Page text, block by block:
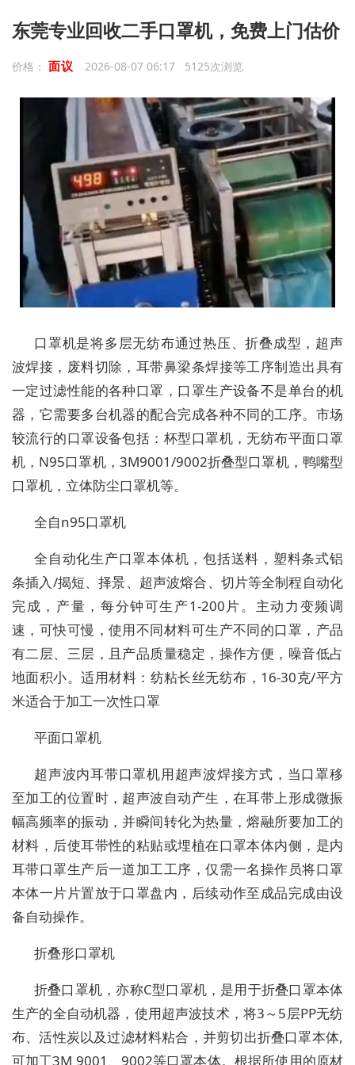
东莞专业回收二手口罩机，免费上门估价
价格： 面议 2026-08-07 06:17 5125次浏览
口罩机是将多层无纺布通过热压、折叠成型，超声
波焊接，废料切除，耳带鼻梁条焊接等工序制造出具有
一定过滤性能的各种口罩，口罩生产设备不是单台的机
器，它需要多台机器的配合完成各种不同的工序。市场
较流行的口罩设备包括：杯型口罩机，无纺布平面口罩
机，N95口罩机，3M9001/9002折叠型口罩机，鸭嘴型
口罩机，立体防尘口罩机等。
全自n95口罩机
全自动化生产口罩本体机，包括送料，塑料条式铝
条插入/揭短、择景、超声波熔合、切片等全制程自动化
完成，产量，每分钟可生产1-200片。主动力变频调
速，可快可慢，使用不同材料可生产不同的口罩，产品
有二层、三层，且产品质量稳定，操作方便，噪音低占
地面积小。适用材料：纺粘长丝无纺布，16-30克/平方
米适合于加工一次性口罩
平面口罩机
超声波内耳带口罩机用超声波焊接方式，当口罩移
至加工的位置时，超声波自动产生，在耳带上形成微振
幅高频率的振动，并瞬间转化为热量，熔融所要加工的
材料，后使耳带性的粘贴或埋植在口罩本体内侧，是内
耳带口罩生产后一道加工工序，仅需一名操作员将口罩
本体一片片置放于口罩盘内，后续动作至成品完成由设
备自动操作。
折叠形口罩机
折叠口罩机，亦称C型口罩机，是用于折叠口罩本体
生产的全自动机器，使用超声波技术，将3～5层PP无纺
布、活性炭以及过滤材料粘合，并剪切出折叠口罩本体,
可加工3M 9001、9002等口罩本体。根据所使用的原材